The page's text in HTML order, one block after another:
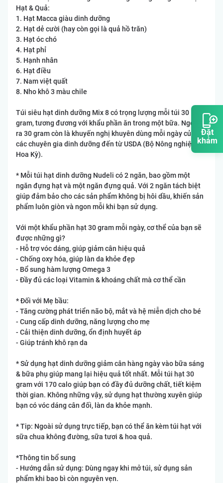
Đặt
khám
Hạt & Quả:
1. Hạt Macca giàu dinh dưỡng
2. Hạt dẻ cười (hay còn gọi là quả hồ trăn)
3. Hạt óc chó
4. Hạt phỉ
5. Hạnh nhân
6. Hạt điều
7. Nam việt quất
8. Nho khô 3 màu chile
Túi siêu hạt dinh dưỡng Mix 8 có trọng lượng mỗi túi 30
gram, tương đương với khẩu phần ăn trong một bữa. Ngoài
ra 30 gram còn là khuyến nghị khuyên dùng mỗi ngày của
các chuyên gia dinh dưỡng đến từ USDA (Bộ Nông nghiệp
Hoa Kỳ).
* Mỗi túi hạt dinh dưỡng Nudeli có 2 ngăn, bao gồm một
ngăn đựng hạt và một ngăn đựng quả. Với 2 ngăn tách biệt
giúp đảm bảo cho các sản phẩm không bị hôi dầu, khiến sản
phẩm luôn giòn và ngon mỗi khi bạn sử dụng.
Với một khẩu phần hạt 30 gram mỗi ngày, cơ thể của bạn sẽ
được những gì?
- Hỗ trợ vóc dáng, giúp giảm cân hiệu quả
- Chống oxy hóa, giúp làn da khỏe đẹp
- Bổ sung hàm lượng Omega 3
- Đầy đủ các loại Vitamin & khoáng chất mà cơ thể cần
* Đối với Mẹ bầu:
- Tăng cường phát triển não bộ, mắt và hệ miễn dịch cho bé
- Cung cấp dinh dưỡng, năng lượng cho mẹ
- Cải thiện dinh dưỡng, ổn định huyết áp
- Giúp tránh khô rạn da
* Sử dụng hạt dinh dưỡng giảm cân hàng ngày vào bữa sáng
& bữa phụ giúp mang lại hiệu quả tốt nhất. Mỗi túi hạt 30
gram với 170 calo giúp bạn có đầy đủ dưỡng chất, tiết kiệm
thời gian. Không những vậy, sử dụng hạt thường xuyên giúp
bạn có vóc dáng cân đối, làn da khỏe mạnh.
* Tip: Ngoài sử dụng trực tiếp, bạn có thể ăn kèm túi hạt với
sữa chua không đường, sữa tươi & hoa quả.
*Thông tin bổ sung
- Hướng dẫn sử dụng: Dùng ngay khi mở túi, sử dụng sản
phẩm khi bao bì còn nguyên vẹn.